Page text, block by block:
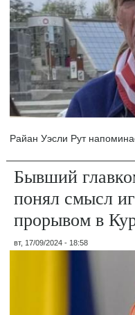
Райан Уэсли Рут
Бывший
понял смысл
прорывом в
вт, 17/09/2024 - 18:58